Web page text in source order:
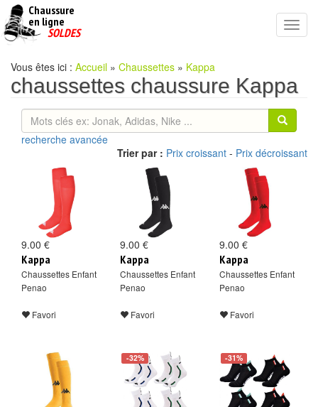
Chaussure
en ligne
pas
SOLDES
Vous êtes ici : Accueil » Chaussettes » Kappa
chaussettes chaussure Kappa
recherche avancée
Trier par : Prix croissant - Prix décroissant
9.00 €
Kappa
Chaussettes Enfant
Penao
Favori
9.00 €
Kappa
Chaussettes Enfant
Penao
Favori
9.00 €
Kappa
Chaussettes Enfant
Penao
Favori
-32% -31%